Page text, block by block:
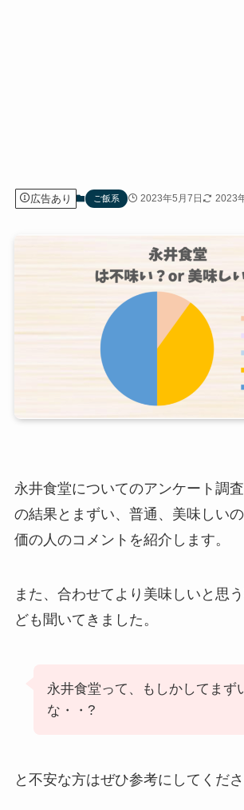
広告あり ご飯系 2023年5月7日 2023
永井食堂についてのアンケート調
の結果とまずい、普通、美味しい
価の人のコメントを紹介します。
また、合わせてより美味しいと思
ども聞いてきました。
永井食堂って、もしかしてまず
な・・?
と不安な方はぜひ参考にしてくださ